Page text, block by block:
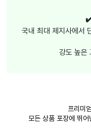
✔️
국내 최대 제지사에서
강도 높은
프리미
모든 상품 포장에 뛰